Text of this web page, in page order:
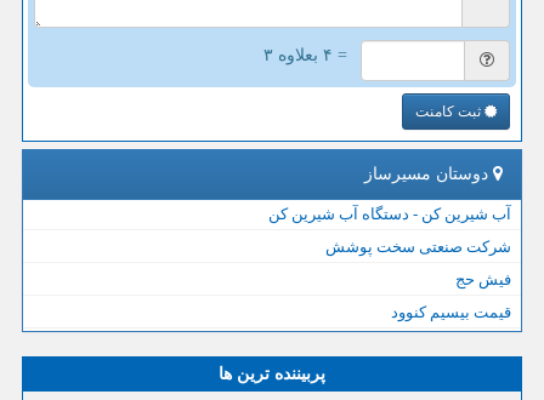
= ۴ بعلاوه ۳
ثبت کامنت
دوستان مسیرساز
آب شیرین کن - دستگاه آب شیرین کن
شرکت صنعتی سخت پوشش
فیش حج
قیمت بیسیم کنوود
پربیننده ترین ها